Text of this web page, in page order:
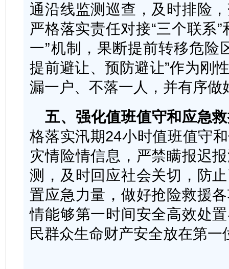
通沿线监测巡查，及时排险
严格落实责任对接“三个联系
一”机制，果断提前转移危险
提前避让、预防避让”作为刚
漏一户、不落一人，并有序做
五、强化值班值守和应急
格落实汛期24小时值班值守
灾情险情信息，严禁瞒报迟
测，及时回应社会关切，防
置应急力量，做好抢险救援
情能够第一时间安全高效处
民群众生命财产安全放在第一